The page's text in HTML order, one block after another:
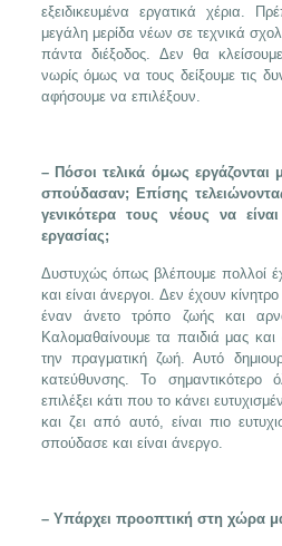
εξειδικευμένα εργατικά χέρια.
μεγάλη μερίδα νέων σε τεχνικά
πάντα διέξοδος. Δεν θα
νωρίς όμως να τους δείξουμε τις
αφήσουμε να επιλέξουν.
– Πόσοι τελικά όμως εργάζονται
σπούδασαν; Επίσης
γενικότερα τους νέους να
εργασίας;
Δυστυχώς όπως βλέπουμε πολλοί
και είναι άνεργοι. Δεν έχουν
έναν άνετο τρόπο ζωής και
Καλομαθαίνουμε τα παιδιά μας και
την πραγματική ζωή. Αυτό
κατεύθυνσης. Το σημαντικότερο
επιλέξει κάτι που το κάνει
και ζει από αυτό, είναι πιο
σπούδασε και είναι άνεργο.
– Υπάρχει προοπτική στη χώρα